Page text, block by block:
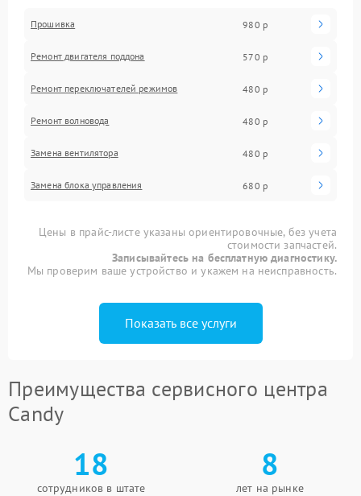
Прошивка 980 р
Ремонт двигателя поддона 570 р
Ремонт переключателей режимов 480 р
Ремонт волновода 480 р
Замена вентилятора 480 р
Замена блока управления 680 р
Цены в прайс-листе указаны ориентировочные, без учета
стоимости запчастей.
Записывайтесь на бесплатную диагностику.
Мы проверим ваше устройство и укажем на неисправность.
Показать все услуги
Преимущества сервисного центра
Candy
18
сотрудников в штате
8
лет на рынке